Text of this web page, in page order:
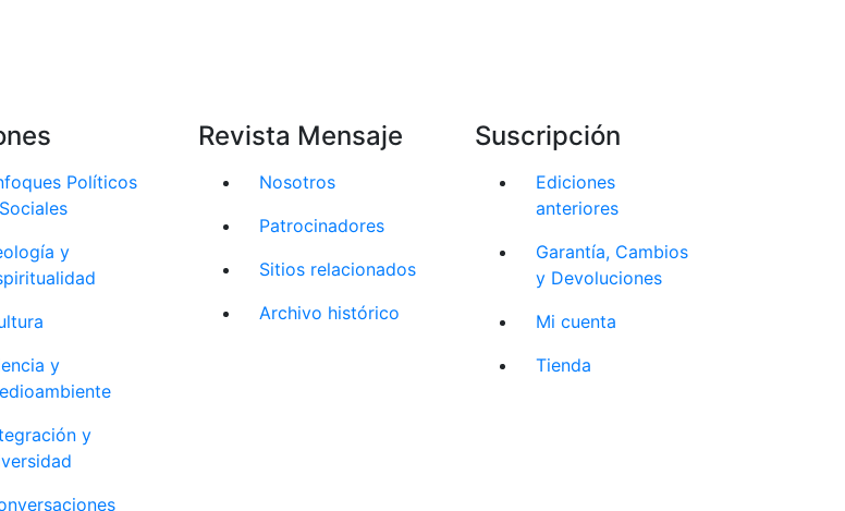
Políticos
y
y
y
Revista Mensaje
Nosotros
Patrocinadores
Sitios relacionados
Archivo histórico
Suscripción
Ediciones
anteriores
Garantía, Cambios
y Devoluciones
Mi cuenta
Tienda